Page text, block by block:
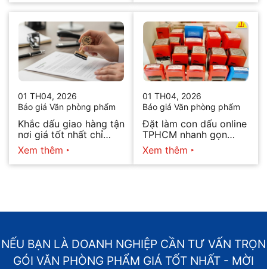
01 TH04, 2026
Báo giá Văn phòng phẩm
Khắc dấu giao hàng tận
nơi giá tốt nhất chỉ
hôm nay
Xem thêm
01 TH04, 2026
Báo giá Văn phòng phẩm
Đặt làm con dấu online
TPHCM nhanh gọn
2026
Xem thêm
NẾU BẠN LÀ DOANH NGHIỆP CẦN TƯ VẤN TRỌN
GÓI VĂN PHÒNG PHẨM GIÁ TỐT NHẤT - MỜI